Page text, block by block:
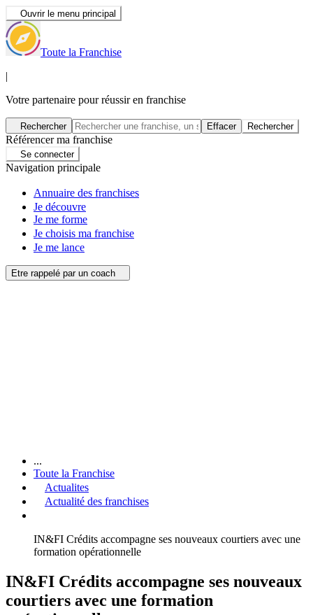
Ouvrir le menu principal
Toute la Franchise
|
Votre partenaire pour réussir en franchise
Rechercher Effacer Rechercher
Référencer ma franchise
Se connecter
Navigation principale
Annuaire des franchises
Je découvre
Je me forme
Je choisis ma franchise
Je me lance
Etre rappelé par un coach
...
Toute la Franchise
Actualites
Actualité des franchises
IN&FI Crédits accompagne ses nouveaux courtiers avec une
formation opérationnelle
IN&FI Crédits accompagne ses nouveaux
courtiers avec une formation